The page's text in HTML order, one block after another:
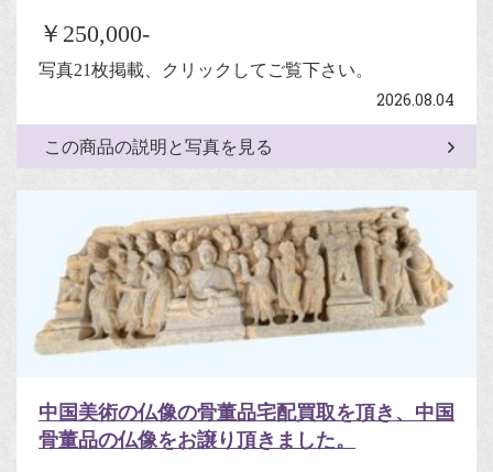
￥250,000-
写真21枚掲載、クリックしてご覧下さい。
2026.08.04
この商品の説明と写真を見る
中国美術の仏像の骨董品宅配買取を頂き、中国
骨董品の仏像をお譲り頂きました。